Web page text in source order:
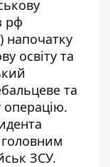
рф
напочатку
освіту та
та
ЗСУ.